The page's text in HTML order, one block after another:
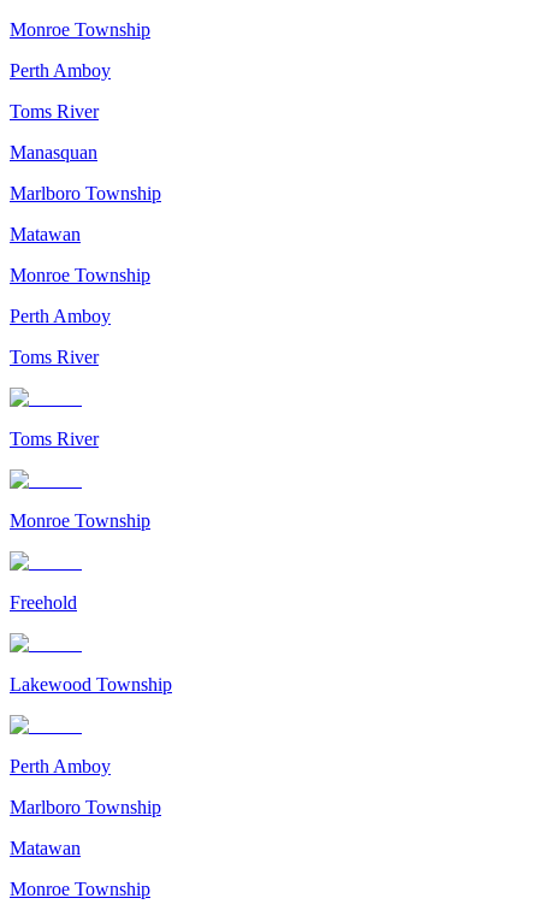
Monroe Township
Perth Amboy
Toms River
Manasquan
Marlboro Township
Matawan
Monroe Township
Perth Amboy
Toms River
Toms River
Monroe Township
Freehold
Lakewood Township
Perth Amboy
Marlboro Township
Matawan
Monroe Township